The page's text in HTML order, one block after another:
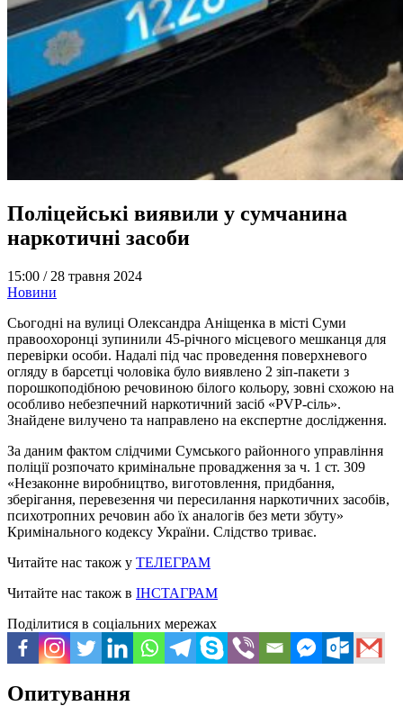
Поліцейські виявили у сумчанина
наркотичні засоби
15:00 / 28 травня 2024
Новини
Сьогодні на вулиці Олександра Аніщенка в місті Суми
правоохоронці зупинили 45-річного місцевого мешканця для
перевірки особи. Надалі під час проведення поверхневого
огляду в барсетці чоловіка було виявлено 2 зіп-пакети з
порошкоподібною речовиною білого кольору, зовні схожою на
особливо небезпечний наркотичний засіб «PVP-сіль».
Знайдене вилучено та направлено на експертне дослідження.
За даним фактом слідчими Сумського районного управління
поліції розпочато кримінальне провадження за ч. 1 ст. 309
«Незаконне виробництво, виготовлення, придбання,
зберігання, перевезення чи пересилання наркотичних засобів,
психотропних речовин або їх аналогів без мети збуту»
Кримінального кодексу України. Слідство триває.
Читайте нас також у ТЕЛЕГРАМ
Читайте нас також в ІНСТАГРАМ
Поділитися в соціальних мережах
Опитування